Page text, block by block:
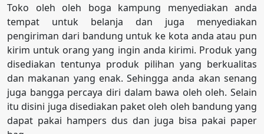
Toko oleh oleh boga kampung menyediakan anda
tempat untuk belanja dan juga menyediakan
pengiriman dari bandung untuk ke kota anda atau pun
kirim untuk orang yang ingin anda kirimi. Produk yang
disediakan tentunya produk pilihan yang berkualitas
dan makanan yang enak. Sehingga anda akan senang
juga bangga percaya diri dalam bawa oleh oleh. Selain
itu disini juga disediakan paket oleh oleh bandung yang
dapat pakai hampers dus dan juga bisa pakai paper